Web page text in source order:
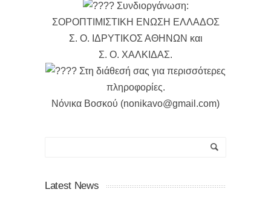
Συνδιοργάνωση:
ΣOΡΟΠΤΙΜΙΣΤΙΚΗ ΕΝΩΣΗ ΕΛΛΑΔΟΣ
Σ. Ο. ΙΔΡΥΤΙΚΟΣ ΑΘΗΝΩΝ και
Σ. Ο. ΧΑΛΚΙΔΑΣ.
Στη διάθεσή σας για περισσότερες
πληροφορίες.
Νόνικα Βοσκού (nonikavo@gmail.com)
Latest News